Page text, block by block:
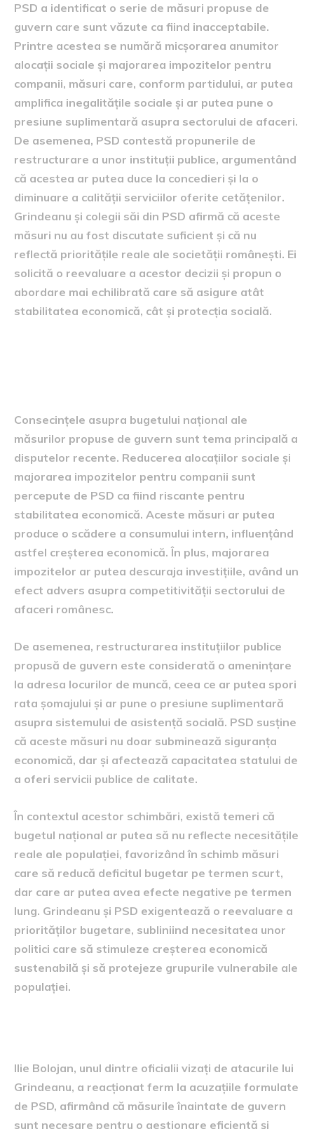
PSD a identificat o serie de măsuri propuse de
guvern care sunt văzute ca fiind inacceptabile.
Printre acestea se numără micșorarea anumitor
alocații sociale și majorarea impozitelor pentru
companii, măsuri care, conform partidului, ar putea
amplifica inegalitățile sociale și ar putea pune o
presiune suplimentară asupra sectorului de afaceri.
De asemenea, PSD contestă propunerile de
restructurare a unor instituții publice, argumentând
că acestea ar putea duce la concedieri și la o
diminuare a calității serviciilor oferite cetățenilor.
Grindeanu și colegii săi din PSD afirmă că aceste
măsuri nu au fost discutate suficient și că nu
reflectă prioritățile reale ale societății românești. Ei
solicită o reevaluare a acestor decizii și propun o
abordare mai echilibrată care să asigure atât
stabilitatea economică, cât și protecția socială.
Consecințele asupra bugetului național ale
măsurilor propuse de guvern sunt tema principală a
disputelor recente. Reducerea alocațiilor sociale și
majorarea impozitelor pentru companii sunt
percepute de PSD ca fiind riscante pentru
stabilitatea economică. Aceste măsuri ar putea
produce o scădere a consumului intern, influențând
astfel creșterea economică. În plus, majorarea
impozitelor ar putea descuraja investițiile, având un
efect advers asupra competitivității sectorului de
afaceri românesc.
De asemenea, restructurarea instituțiilor publice
propusă de guvern este considerată o amenințare
la adresa locurilor de muncă, ceea ce ar putea spori
rata șomajului și ar pune o presiune suplimentară
asupra sistemului de asistență socială. PSD susține
că aceste măsuri nu doar subminează siguranța
economică, dar și afectează capacitatea statului de
a oferi servicii publice de calitate.
În contextul acestor schimbări, există temeri că
bugetul național ar putea să nu reflecte necesitățile
reale ale populației, favorizând în schimb măsuri
care să reducă deficitul bugetar pe termen scurt,
dar care ar putea avea efecte negative pe termen
lung. Grindeanu și PSD exigentează o reevaluare a
priorităților bugetare, subliniind necesitatea unor
politici care să stimuleze creșterea economică
sustenabilă și să protejeze grupurile vulnerabile ale
populației.
Ilie Bolojan, unul dintre oficialii vizați de atacurile lui
Grindeanu, a reacționat ferm la acuzațiile formulate
de PSD, afirmând că măsurile înaintate de guvern
sunt necesare pentru o gestionare eficientă și